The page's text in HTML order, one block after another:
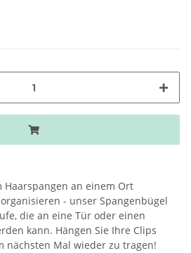
Haarspangen an einem Ort
- unser Spangenbügel
die an eine Tür oder einen
kann. Hängen Sie Ihre Clips
nächsten Mal wieder zu tragen!